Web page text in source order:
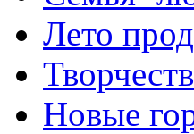
Лето
Новые